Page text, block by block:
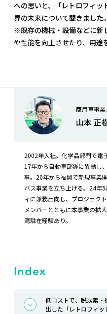
への思いと、「レトロフィッ
界の未来について聞きました。
※既存の機械・設備などに新
や性能を向上させたり、用途
商用車事業
山本 正
2002年入社。化学品部門で電
17年から自動車部隊に異動し
事。20年から福岡で新規事業
バス事業を立ち上げる。24年
ィに兼務出向し、プロジェク
メンバーとともに本事業の拡
湾駐在経験あり。
Index
低コストで、脱炭素・
出した「レトロフィッ